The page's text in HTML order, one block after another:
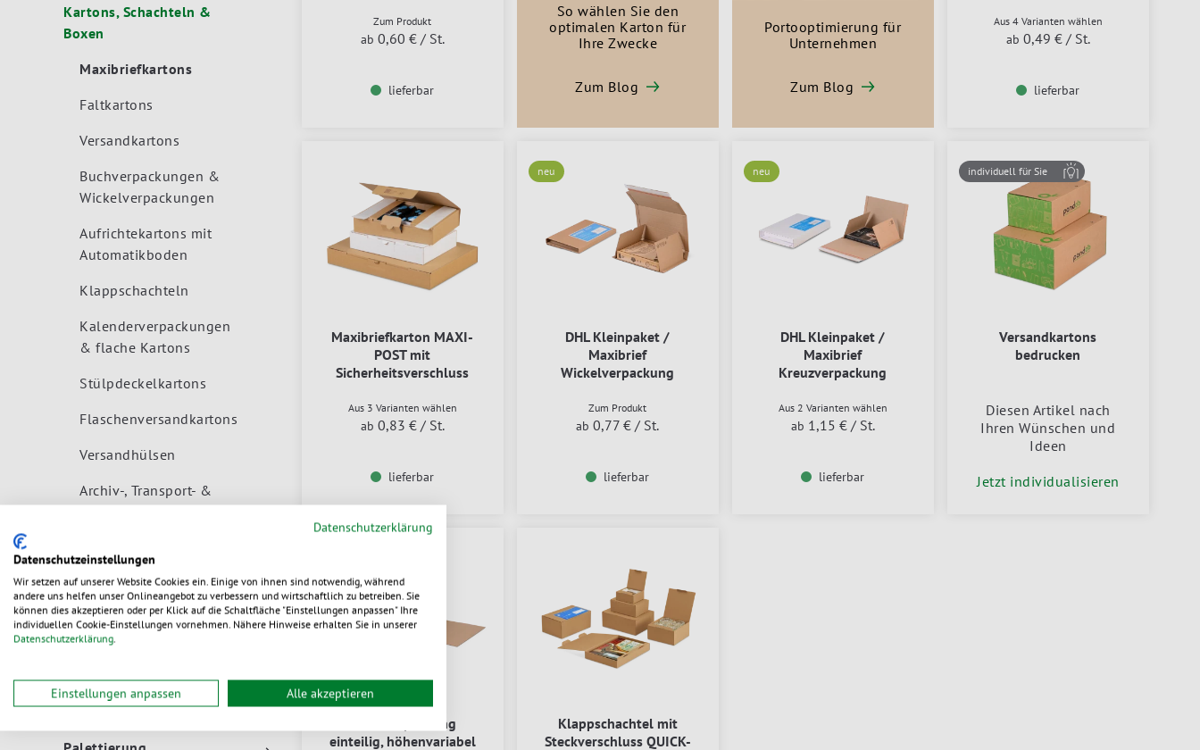
Zum Produkt
ab 0,60 € / St.
lieferbar
So wählen Sie den
optimalen Karton für
Ihre Zwecke
Zum Blog
Portooptimierung für
Unternehmen
Zum Blog
Aus 4 Varianten wählen
ab 0,49 € / St.
lieferbar
Maxibriefkarton MAXI-
POST mit
Sicherheitsverschluss
Aus 3 Varianten wählen
ab 0,83 € / St.
lieferbar
neu
DHL Kleinpaket /
Maxibrief
Wickelverpackung
Zum Produkt
ab 0,77 € / St.
lieferbar
neu
DHL Kleinpaket /
Maxibrief
Kreuzverpackung
Aus 2 Varianten wählen
ab 1,15 € / St.
lieferbar
individuell für Sie
Versandkartons
bedrucken
Diesen Artikel nach
Ihren Wünschen und
Ideen
Jetzt individualisieren
Kreuzverpackung
einteilig, höhenvariabel
Klappschachtel mit
Steckverschluss QUICK-
Kartons, Schachteln &
Boxen
Faltkartons
Versandkartons
Buchverpackungen &
Wickelverpackungen
Aufrichtekartons mit
Automatikboden
Klappschachteln
Kalenderverpackungen
& flache Kartons
Stülpdeckelkartons
Maxibriefkartons
Flaschenversandkartons
Versandhülsen
Archiv-, Transport- &
Versandtaschen
Papierklebebänder
Kennzeichnen
Füllen, Polstern, Schützen
Datenschutzerklärung
Datenschutzeinstellungen
Wir setzen auf unserer Website Cookies ein. Einige von ihnen sind notwendig, während
andere uns helfen unser Onlineangebot zu verbessern und wirtschaftlich zu betreiben. Sie
können dies akzeptieren oder per Klick auf die Schaltfläche "Einstellungen anpassen" Ihre
individuellen Cookie-Einstellungen vornehmen. Nähere Hinweise erhalten Sie in unserer
Datenschutzerklärung.
Einstellungen anpassen Alle akzeptieren